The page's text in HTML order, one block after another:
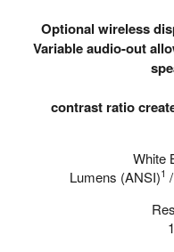
Optional wireless
Variable audio-out
contrast ratio
White
1